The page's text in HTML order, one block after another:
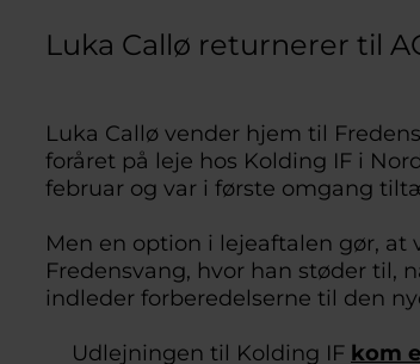
Luka Callø returnerer til
Luka Callø vender hjem til
foråret på leje hos Kolding IF i
februar og var i første omgang
Men en option i lejeaftalen gør,
Fredensvang, hvor han støder til,
indleder forberedelserne til den
Udlejningen til Kolding IF kom